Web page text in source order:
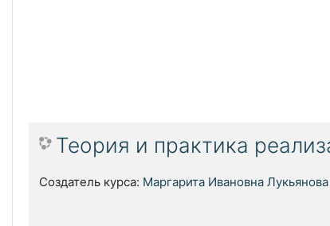
Теория и практика
Создатель курса: Маргарита Ивановна Лукьянова